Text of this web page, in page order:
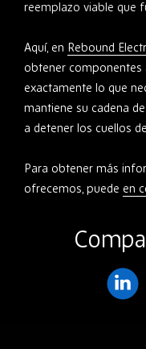
reemplazo viable que
Aquí, en Rebound
obtener componentes
exactamente lo que
mantiene su cadena
a detener los cuellos
Para obtener más
ofrecemos, puede en